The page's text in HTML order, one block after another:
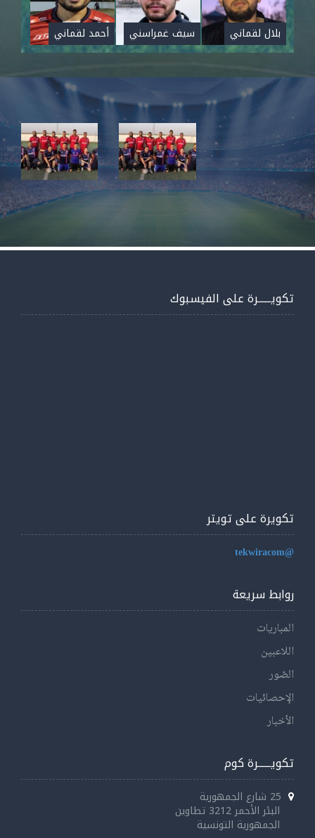
بلال لقماني سيف غمراسني أحمد لقماني
تكويــــــرة على الفيسبوك
تكويرة على تويتر
@tekwiracom
روابط سريعة
المباريات
اللاعبين
الصّور
الإحصائيات
الأخبار
تكويــــــرة كوم
25 شارع الجمهورية
البئر الأحمر 3212 تطاوين
الجمهورية التونسية